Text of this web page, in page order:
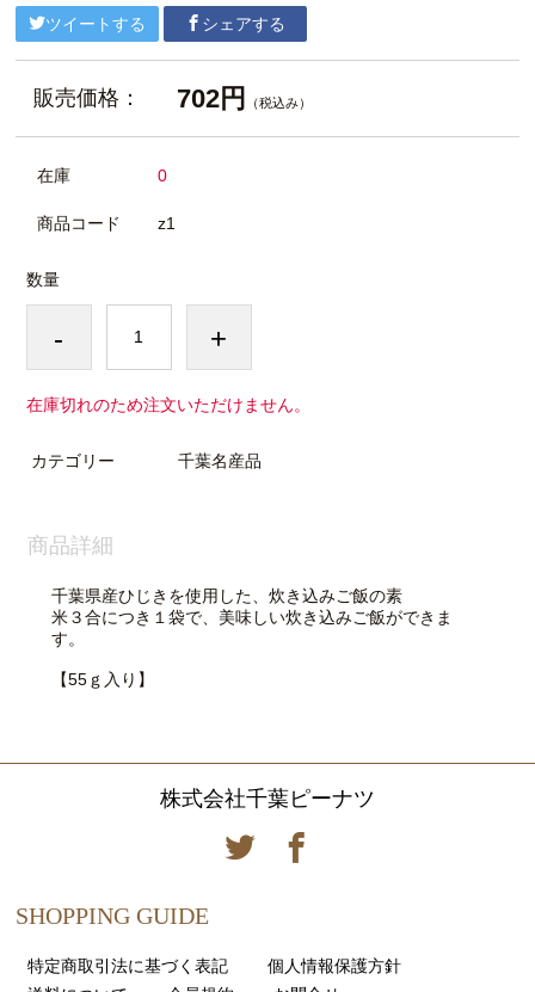
ツイートする シェアする
販売価格： 702円 （税込み）
在庫 0
商品コード z1
数量
- +
在庫切れのため注文いただけません。
カテゴリー 千葉名産品
商品詳細
千葉県産ひじきを使用した、炊き込みご飯の素
米３合につき１袋で、美味しい炊き込みご飯ができま
す。
【55ｇ入り】
株式会社千葉ピーナツ
SHOPPING GUIDE
特定商取引法に基づく表記
個人情報保護方針